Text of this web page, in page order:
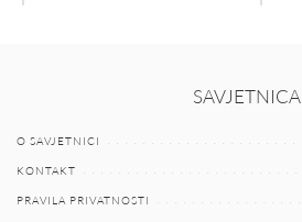
SAVJETNICA
O SAVJETNICI
KONTAKT
PRAVILA PRIVATNOSTI